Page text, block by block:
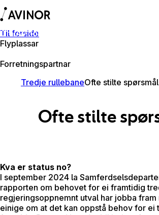
Til forside
Flyplassar
Forretningspartnar
Om Avinor
Tredje rullebaneOfte stilte spørsmål
Ofte stilte
Kva er status no?
I september 2024 la
rapporten om behovet for ei framtidig
regjeringsoppnemnt utval har jobba
einige om at det kan oppstå behov for ei